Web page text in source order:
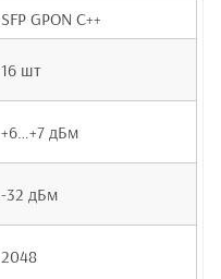
SFP GPON C++
16 шт
+6…+7 дБм
-32 дБм
2048